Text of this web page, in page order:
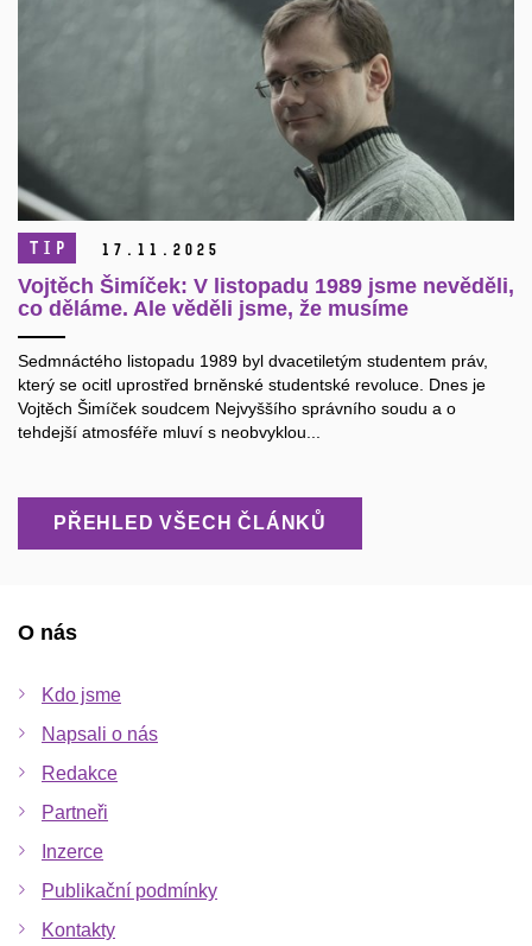
TIP 17. 11. 2025
Vojtěch Šimíček: V listopadu 1989 jsme nevěděli,
co děláme. Ale věděli jsme, že musíme
Sedmnáctého listopadu 1989 byl dvacetiletým studentem práv,
který se ocitl uprostřed brněnské studentské revoluce. Dnes je
Vojtěch Šimíček soudcem Nejvyššího správního soudu a o
tehdejší atmosféře mluví s neobvyklou...
PŘEHLED VŠECH ČLÁNKŮ
O nás
Kdo jsme
Napsali o nás
Redakce
Partneři
Inzerce
Publikační podmínky
Kontakty